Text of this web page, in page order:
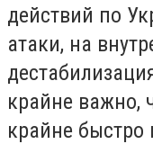
действий по
атаки, на
крайне важно,
крайне быстро